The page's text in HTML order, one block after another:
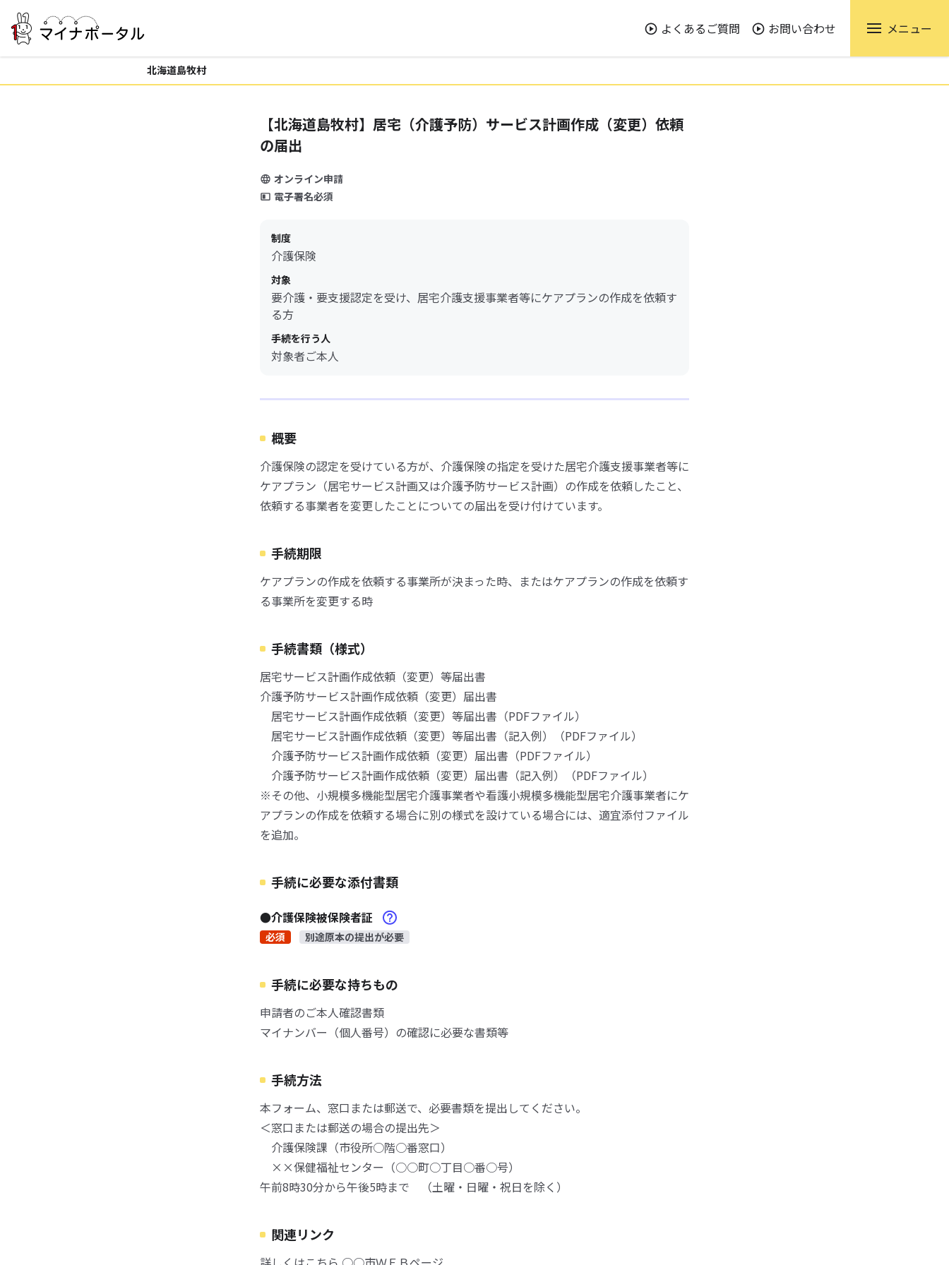
よくあるご質問 お問い合わせ メニュー
北海道島牧村
【北海道島牧村】居宅（介護予防）サービス計画作成（変更）依頼
の届出
オンライン申請
電子署名必須
制度
介護保険
対象
要介護・要支援認定を受け、居宅介護支援事業者等にケアプランの作成を依頼す
る方
手続を行う人
対象者ご本人
概要
介護保険の認定を受けている方が、介護保険の指定を受けた居宅介護支援事業者等に
ケアプラン（居宅サービス計画又は介護予防サービス計画）の作成を依頼したこと、
依頼する事業者を変更したことについての届出を受け付けています。
手続期限
ケアプランの作成を依頼する事業所が決まった時、またはケアプランの作成を依頼す
る事業所を変更する時
手続書類（様式）
居宅サービス計画作成依頼（変更）等届出書
介護予防サービス計画作成依頼（変更）届出書
居宅サービス計画作成依頼（変更）等届出書（PDFファイル）
居宅サービス計画作成依頼（変更）等届出書（記入例）（PDFファイル）
介護予防サービス計画作成依頼（変更）届出書（PDFファイル）
介護予防サービス計画作成依頼（変更）届出書（記入例）（PDFファイル）
※その他、小規模多機能型居宅介護事業者や看護小規模多機能型居宅介護事業者にケ
アプランの作成を依頼する場合に別の様式を設けている場合には、適宜添付ファイル
を追加。
手続に必要な添付書類
●介護保険被保険者証
必須 別途原本の提出が必要
手続に必要な持ちもの
申請者のご本人確認書類
マイナンバー（個人番号）の確認に必要な書類等
手続方法
本フォーム、窓口または郵送で、必要書類を提出してください。
＜窓口または郵送の場合の提出先＞
介護保険課（市役所○階○番窓口）
××保健福祉センター（○○町○丁目○番○号）
午前8時30分から午後5時まで （土曜・日曜・祝日を除く）
関連リンク